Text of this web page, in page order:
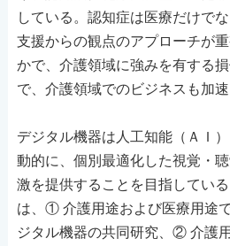
している。認知症は医療だけで
支援からの観点のアプローチが
かで、介護領域に強みを有する
で、介護領域でのビジネスも加速
デジタル機器は人工知能（ＡＩ
動的に、個別最適化した視覚・
激を提供することを目指してい
は、① 介護用途および医療用途
ジタル機器の共同研究、② 介護